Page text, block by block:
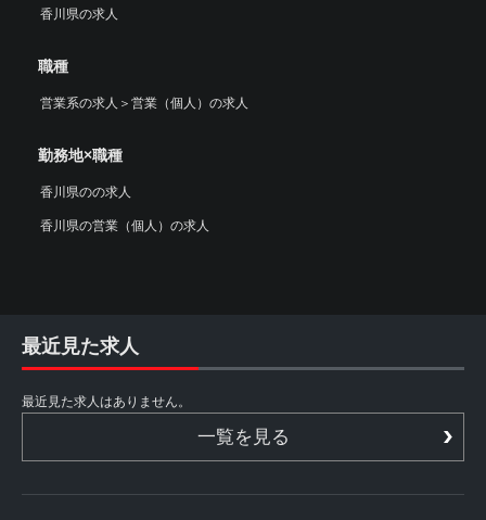
香川県の求人
職種
営業系の求人 ＞ 営業（個人）の求人
勤務地×職種
香川県のの求人
香川県の営業（個人）の求人
最近見た求人
最近見た求人はありません。
一覧を見る